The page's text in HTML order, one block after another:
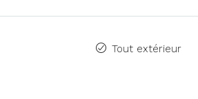
Tout extérieur